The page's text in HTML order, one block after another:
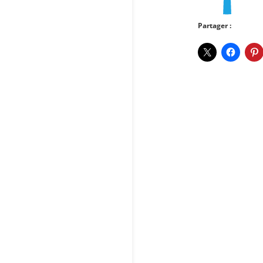
Partager :